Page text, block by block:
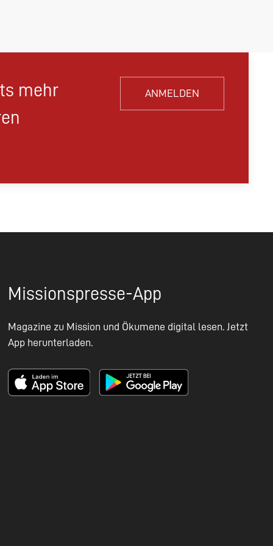
mehr
ANMELDEN
Missionspresse-App
Magazine zu Mission und Ökumene digital lesen. Jetzt
App herunterladen.